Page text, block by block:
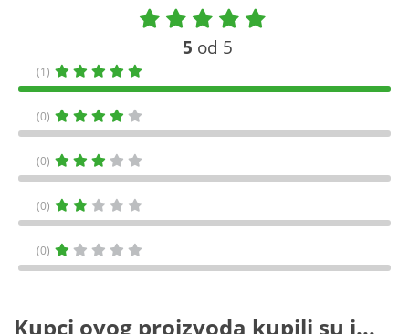
5 od 5
(1)
(0)
(0)
(0)
(0)
Kupci ovog proizvoda kupili su i...